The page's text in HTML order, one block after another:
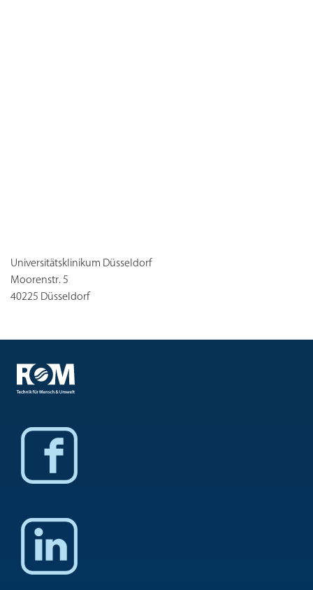
Universitätsklinikum Düsseldorf
Moorenstr. 5
40225 Düsseldorf